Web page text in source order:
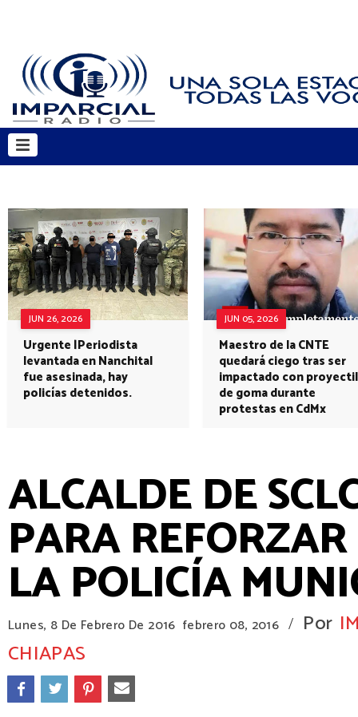
JUN 26, 2026
Urgente |Periodista
levantada en Nanchital
fue asesinada, hay
policías detenidos.
JUN 05, 2026
Maestro de la CNTE
quedará ciego tras ser
impactado con proyectil
de goma durante
protestas en CdMx
ALCALDE DE
PARA
LA POLICÍA
Lunes, 8 De Febrero De 2016 febrero 08, 2016 / Por
CHIAPAS